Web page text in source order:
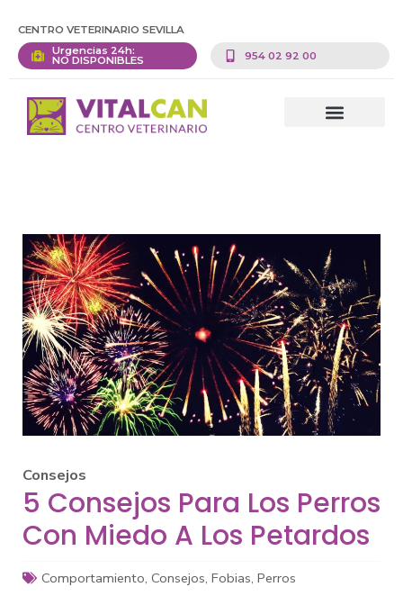
CENTRO VETERINARIO SEVILLA
Urgencias 24h:
NO DISPONIBLES 954 02 92 00
Consejos
5 Consejos Para Los Perros
Con Miedo A Los Petardos
Comportamiento, Consejos, Fobias, Perros